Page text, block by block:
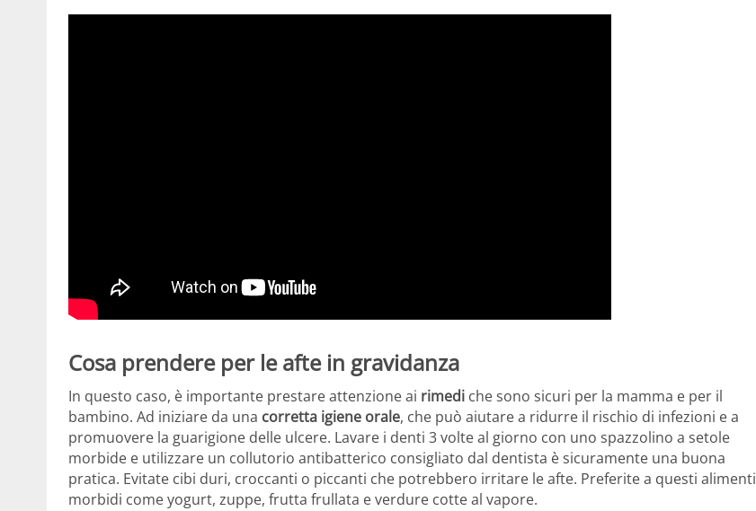
Cosa prendere per le afte in gravidanza
In questo caso, è importante prestare attenzione ai rimedi che sono sicuri per la mamma e per il
bambino. Ad iniziare da una corretta igiene orale, che può aiutare a ridurre il rischio di infezioni e a
promuovere la guarigione delle ulcere. Lavare i denti 3 volte al giorno con uno spazzolino a setole
morbide e utilizzare un collutorio antibatterico consigliato dal dentista è sicuramente una buona
pratica. Evitate cibi duri, croccanti o piccanti che potrebbero irritare le afte. Preferite a questi alimenti
morbidi come yogurt, zuppe, frutta frullata e verdure cotte al vapore.